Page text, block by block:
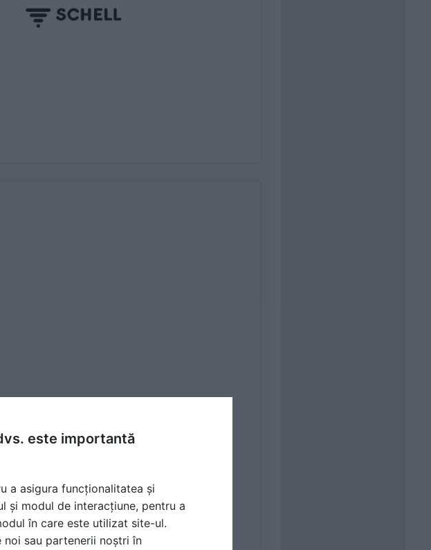
este importantă
a asigura funcționalitatea și
și modul de interacțiune, pentru a
în care este utilizat site-ul.
sau partenerii noștri în